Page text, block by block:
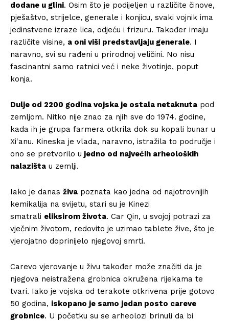
dodane u glini. Osim što je podijeljen u različite činove,
pješaštvo, strijelce, generale i konjicu, svaki vojnik ima
jedinstvene izraze lica, odjeću i frizuru. Također imaju
različite visine, a oni viši predstavljaju generale. I
naravno, svi su rađeni u prirodnoj veličini. No nisu
fascinantni samo ratnici već i neke životinje, poput
konja.
Dulje od 2200 godina vojska je ostala netaknuta pod
zemljom. Nitko nije znao za njih sve do 1974. godine,
kada ih je grupa farmera otkrila dok su kopali bunar u
Xi'anu. Kineska je vlada, naravno, istražila to područje i
ono se pretvorilo u jedno od najvećih arheoloških
nalazišta u zemlji.
Iako je danas živa poznata kao jedna od najotrovnijih
kemikalija na svijetu, stari su je Kinezi
smatrali eliksirom života. Car Qin, u svojoj potrazi za
vječnim životom, redovito je uzimao tablete žive, što je
vjerojatno doprinijelo njegovoj smrti.
Carevo vjerovanje u živu također može značiti da je
njegova neistražena grobnica okružena rijekama te
tvari. Iako je vojska od terakote otkrivena prije gotovo
50 godina, iskopano je samo jedan posto careve
grobnice. U početku su se arheolozi brinuli da bi